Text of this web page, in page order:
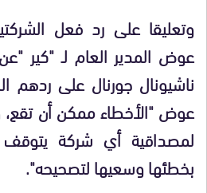
وتعليقا على رد فعل
عوض المدير العام لـ "كير
ناشيونال جورنال على ردهم
عوض "الأخطاء ممكن أن تقع،
لمصداقية أي شركة يتوقف
بخطئها وسعيها لتصحيحه".